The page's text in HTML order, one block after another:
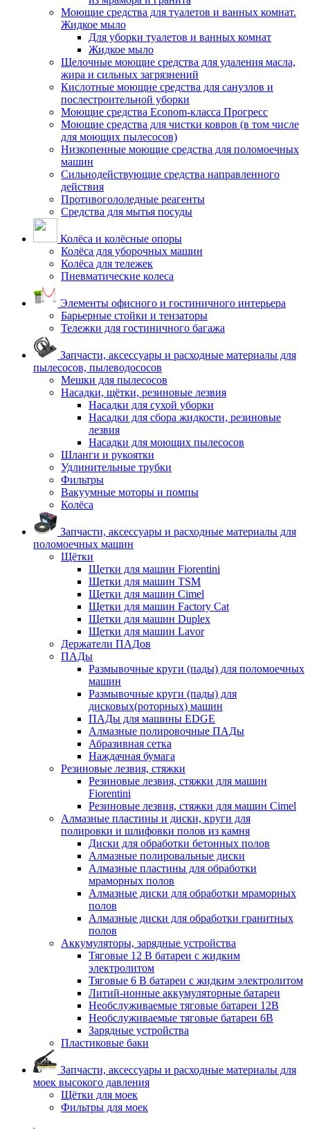
Моющие средства для туалетов и ванных комнат.
Жидкое мыло
Для уборки туалетов и ванных комнат
Жидкое мыло
Щелочные моющие средства для удаления масла,
жира и сильных загрязнений
Кислотные моющие средства для санузлов и
послестроительной уборки
Моющие средства Econom-класса Прогресс
Моющие средства для чистки ковров (в том числе
для моющих пылесосов)
Низкопенные моющие средства для поломоечных
машин
Сильнодействующие средства направленного
действия
Противогололедные реагенты
Средства для мытья посуды
Колёса и колёсные опоры
Колёса для уборочных машин
Колёса для тележек
Пневматические колеса
Элементы офисного и гостиничного интерьера
Барьерные стойки и тензаторы
Тележки для гостиничного багажа
Запчасти, аксессуары и расходные материалы для
пылесосов, пылеводососов
Мешки для пылесосов
Насадки, щётки, резиновые лезвия
Насадки для сухой уборки
Насадки для сбора жидкости, резиновые
лезвия
Насадки для моющих пылесосов
Шланги и рукоятки
Удлинительные трубки
Фильтры
Вакуумные моторы и помпы
Колёса
Запчасти, аксессуары и расходные материалы для
поломоечных машин
Щётки
Щетки для машин Fiorentini
Щетки для машин TSM
Щетки для машин Cimel
Щетки для машин Factory Cat
Щетки для машин Duplex
Щетки для машин Lavor
Держатели ПАДов
ПАДы
Размывочные круги (пады) для поломоечных
машин
Размывочные круги (пады) для
дисковых(роторных) машин
ПАДы для машины EDGE
Алмазные полировочные ПАДы
Абразивная сетка
Наждачная бумага
Резиновые лезвия, стяжки
Резиновые лезвия, стяжки для машин
Fiorentini
Резиновые лезвия, стяжки для машин Cimel
Алмазные пластины и диски, круги для
полировки и шлифовки полов из камня
Диски для обработки бетонных полов
Алмазные полировальные диски
Алмазные пластины для обработки
мраморных полов
Алмазные диски для обработки мраморных
полов
Алмазные диски для обработки гранитных
полов
Аккумуляторы, зарядные устройства
Тяговые 12 В батареи с жидким
электролитом
Тяговые 6 В батареи с жидким электролитом
Литий-ионные аккумуляторные батареи
Необслуживаемые тяговые батареи 12В
Необслуживаемые тяговые батареи 6В
Зарядные устройства
Пластиковые баки
Запчасти, аксессуары и расходные материалы для
моек высокого давления
Щётки для моек
Фильтры для моек